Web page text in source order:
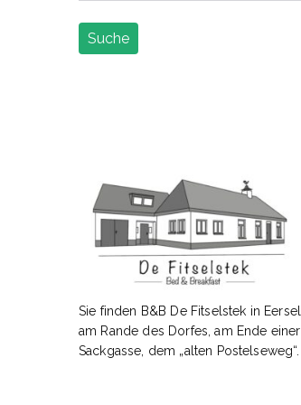
Sie finden B&B De Fitselstek in Eersel
am Rande des Dorfes, am Ende einer
Sackgasse, dem „alten Postelseweg“.